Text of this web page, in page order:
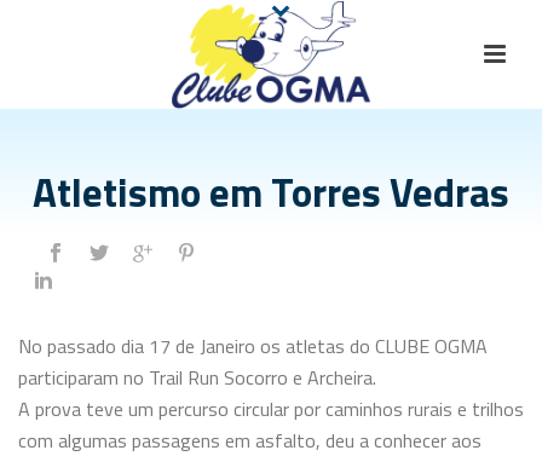
Atletismo em Torres Vedras
No passado dia 17 de Janeiro os atletas do CLUBE OGMA
participaram no Trail Run Socorro e Archeira.
A prova teve um percurso circular por caminhos rurais e trilhos
com algumas passagens em asfalto, deu a conhecer aos